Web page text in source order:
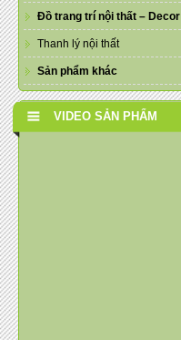
Đồ trang trí nội thất – Decor
Thanh lý nội thất
Sản phẩm khác
VIDEO SẢN PHẨM